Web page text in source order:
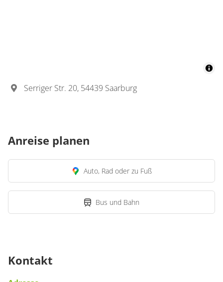
Serriger Str. 20, 54439 Saarburg
Anreise planen
Auto, Rad oder zu Fuß
Bus und Bahn
Kontakt